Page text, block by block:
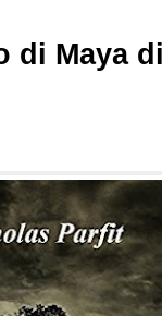
di Maya